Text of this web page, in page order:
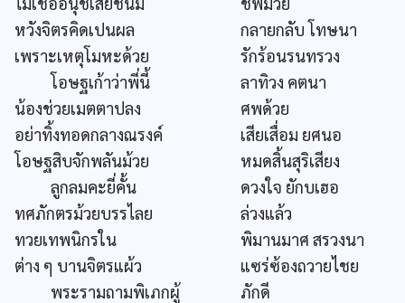
หวังจิตรคิดเปนผล
กลายกลับ โทษนา
เพราะเหตุโมหะด้วย
รักร้อนรนทรวง
โอษฐเก้าว่าพี่นี้
ลาทิวง คตนา
น้องช่วยเมตตาปลง
ศพด้วย
อย่าทิ้งทอดกลางณรงค์
เสียเสื่อม ยศนอ
โอษฐสิบจักพลันม้วย
หมดสิ้นสุริเสียง
ลูกลมคะยี่คั้น
ดวงใจ ยักบเฮอ
ทศภักตรม้วยบรรไลย
ล่วงแล้ว
ทวยเทพนิกรใน
พิมานมาศ สรวงนา
ต่าง ๆ บานจิตรแผ้ว
แซร่ซ้องถวายไชย
พระรามถามพิเภกผู้
ภักดี